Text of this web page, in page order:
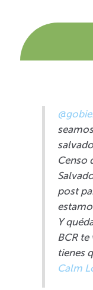
Censo
post
Y
BCR
tienes
Calm